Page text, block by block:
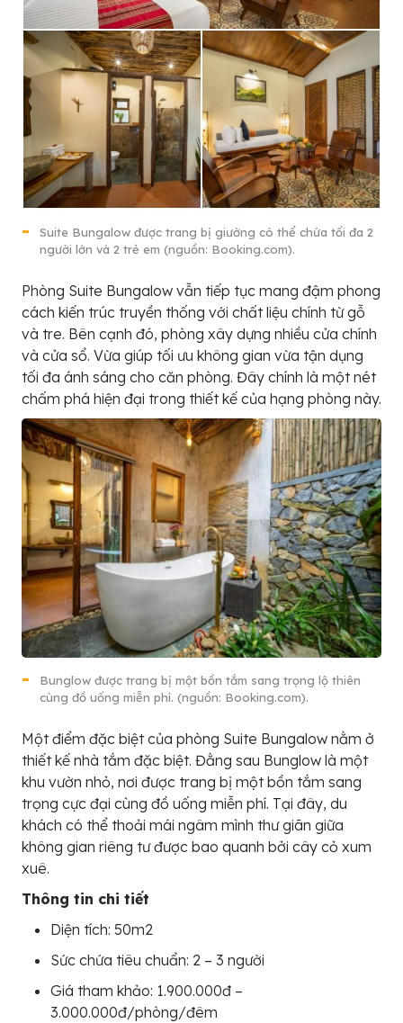
Suite Bungalow được trang bị giường có thể chứa tối đa 2
người lớn và 2 trẻ em (nguồn: Booking.com).
Phòng Suite Bungalow vẫn tiếp tục mang đậm phong
cách kiến trúc truyền thống với chất liệu chính từ gỗ
và tre. Bên cạnh đó, phòng xây dựng nhiều cửa chính
và cửa sổ. Vừa giúp tối ưu không gian vừa tận dụng
tối đa ánh sáng cho căn phòng. Đây chính là một nét
chấm phá hiện đại trong thiết kế của hạng phòng này.
Bunglow được trang bị một bồn tắm sang trọng lộ thiên
cùng đồ uống miễn phí. (nguồn: Booking.com).
Một điểm đặc biệt của phòng Suite Bungalow nằm ở
thiết kế nhà tắm đặc biệt. Đằng sau Bunglow là một
khu vườn nhỏ, nơi được trang bị một bồn tắm sang
trọng cực đại cùng đồ uống miễn phí. Tại đây, du
khách có thể thoải mái ngâm mình thư giãn giữa
không gian riêng tư được bao quanh bởi cây cỏ xum
xuê.
Thông tin chi tiết
Diện tích: 50m2
Sức chứa tiêu chuẩn: 2 – 3 người
Giá tham khảo: 1.900.000đ –
3.000.000đ/phòng/đêm